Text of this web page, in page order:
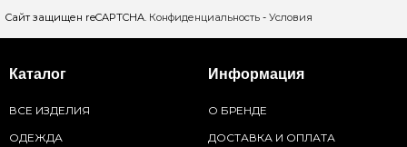
Сайт защищен reCAPTCHA. Конфиденциальность - Условия
Каталог
ВСЕ ИЗДЕЛИЯ
ОДЕЖДА
Информация
О БРЕНДЕ
ДОСТАВКА И ОПЛАТА